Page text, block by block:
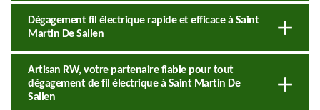
Dégagement fil électrique rapide et efficace à Saint
Martin De Sallen
Artisan RW, votre partenaire fiable pour tout
dégagement de fil électrique à Saint Martin De
Sallen